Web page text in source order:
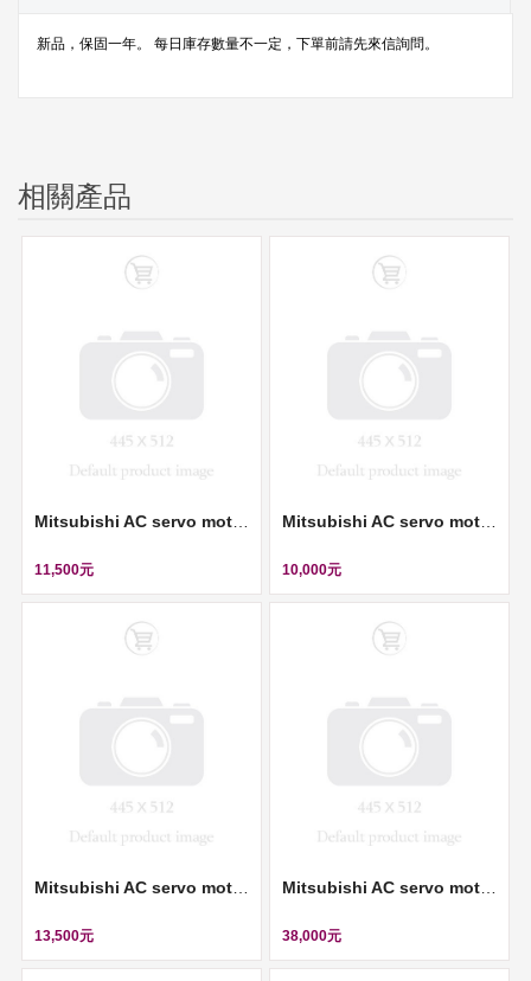
新品，保固一年。 每日庫存數量不一定，下單前請先來信詢問。
相關產品
11,500元 10,000元
13,500元 38,000元